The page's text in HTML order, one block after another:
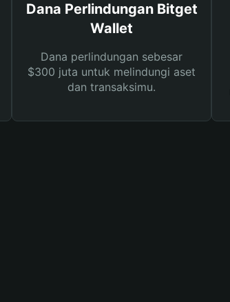
Dana Perlindungan Bitget
Wallet
Dana perlindungan sebesar
$300 juta untuk melindungi aset
dan transaksimu.